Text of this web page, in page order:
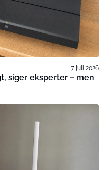
7. juli 2026
siger eksperter – men